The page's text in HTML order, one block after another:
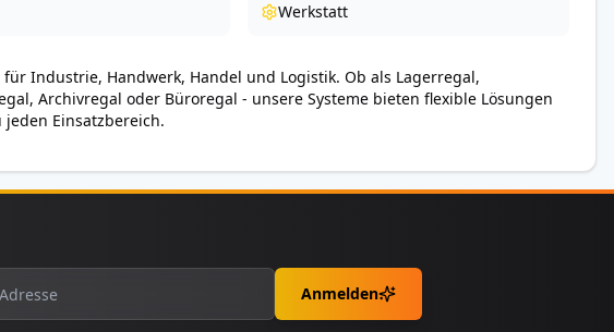
Werkstatt
Industrie, Handwerk, Handel und Logistik. Ob als Lagerregal,
Archivregal oder Büroregal - unsere Systeme bieten flexible Lösungen
Einsatzbereich.
Anmelden